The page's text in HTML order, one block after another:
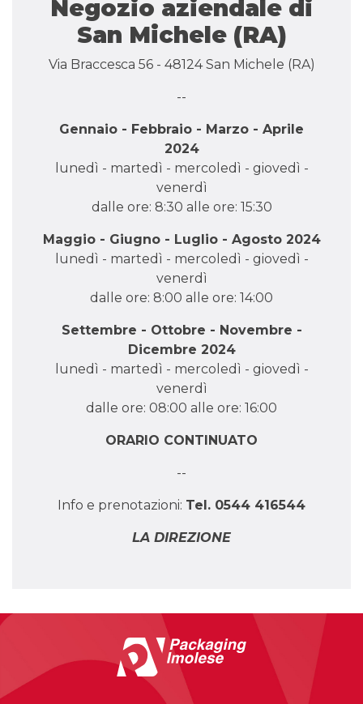
Negozio aziendale di
San Michele (RA)
Via Braccesca 56 - 48124 San Michele (RA)
--
Gennaio - Febbraio - Marzo - Aprile
2024
lunedì - martedì - mercoledì - giovedì -
venerdì
dalle ore: 8:30 alle ore: 15:30
Maggio - Giugno - Luglio - Agosto 2024
lunedì - martedì - mercoledì - giovedì -
venerdì
dalle ore: 8:00 alle ore: 14:00
Settembre - Ottobre - Novembre -
Dicembre 2024
lunedì - martedì - mercoledì - giovedì -
venerdì
dalle ore: 08:00 alle ore: 16:00
ORARIO CONTINUATO
--
Info e prenotazioni: Tel. 0544 416544
LA DIREZIONE